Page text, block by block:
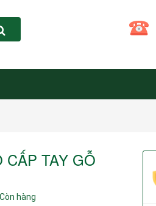
TAY GỖ
Còn hàng